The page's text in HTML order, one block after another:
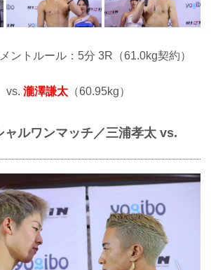
ントルール：5分 3R（61.0kg契約）
vs. 瀧澤謙太 （60.95kg）
ャルワンマッチ／三浦孝太 vs.